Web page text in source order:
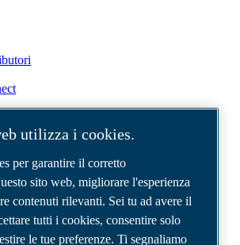
d'aria ABAC
utilizza i cookies.
per garantire il corretto
sito web, migliorare l'esperienza
contenuti rilevanti. Sei tu ad avere il
tutti i cookies, consentire solo
le tue preferenze. Ti segnaliamo